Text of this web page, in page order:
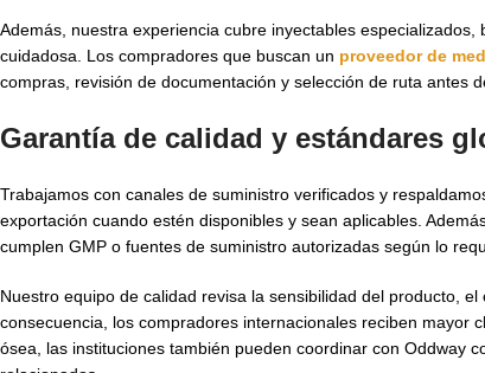
Además, nuestra experiencia cubre inyectables
cuidadosa. Los compradores que buscan un proveedor de
compras, revisión de documentación y selección de ruta antes
Garantía de calidad y estándares
Trabajamos con canales de suministro verificados y
exportación cuando estén disponibles y sean aplicables.
cumplen GMP o fuentes de suministro autorizadas según lo
Nuestro equipo de calidad revisa la sensibilidad del producto,
consecuencia, los compradores internacionales reciben mayor
ósea, las instituciones también pueden coordinar con Oddway